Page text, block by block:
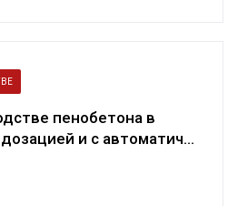
пенобетона в
и с автоматич...